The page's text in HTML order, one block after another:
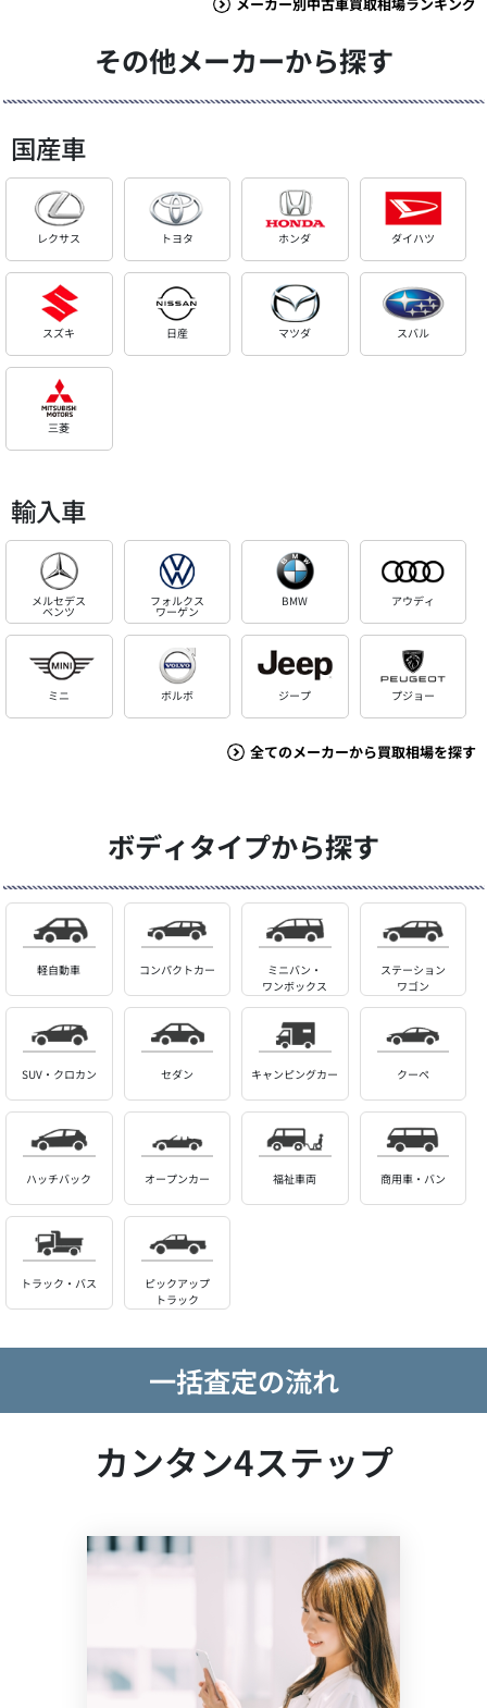
その他メーカーから探す
国産車
レクサス トヨタ ホンダ ダイハツ
スズキ 日産 マツダ スバル
三菱
輸入車
メルセデス
ベンツ
フォルクス
ワーゲン
BMW アウディ
ミニ ボルボ ジープ プジョー
全てのメーカーから買取相場を探す
ボディタイプから探す
軽自動車 コンパクトカー
ミニバン・
ワンボックス
ステーション
ワゴン
SUV・クロカン セダン キャンピングカー クーペ
ハッチバック オープンカー 福祉車両 商用車・バン
トラック・バス
ピックアップ
トラック
一括査定の流れ
カンタン4ステップ